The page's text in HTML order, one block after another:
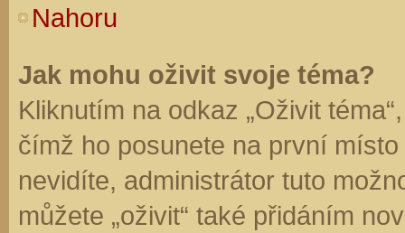
Nahoru
Jak mohu oživit svoje téma?
Kliknutím na odkaz „Oživit
čímž ho posunete na první
nevidíte, administrátor tuto
můžete „oživit“ také přidáním